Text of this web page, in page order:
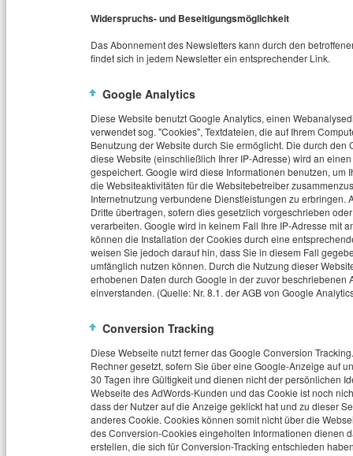
Widerspruchs- und Beseitigungsmöglichkeit
Das Abonnement des Newsletters kann durch den
findet sich in jedem Newsletter ein entsprechender Link.
Google Analytics
Diese Website benutzt Google Analytics, einen
verwendet sog. "Cookies", Textdateien, die auf Ihrem
Benutzung der Website durch Sie ermöglicht. Die durch
diese Website (einschließlich Ihrer IP-Adresse) wird an
gespeichert. Google wird diese Informationen benutzen,
die Websiteaktivitäten für die Websitebetreiber
Internetnutzung verbundene Dienstleistungen zu
Dritte übertragen, sofern dies gesetzlich vorgeschrieben
verarbeiten. Google wird in keinem Fall Ihre IP-Adresse mit
können die Installation der Cookies durch eine
weisen Sie jedoch darauf hin, dass Sie in diesem Fall
umfänglich nutzen können. Durch die Nutzung dieser
erhobenen Daten durch Google in der zuvor beschriebenen
einverstanden. (Quelle: Nr. 8.1. der AGB von Google
Conversion Tracking
Diese Webseite nutzt ferner das Google Conversion
Rechner gesetzt, sofern Sie über eine Google-Anzeige auf
30 Tagen ihre Gültigkeit und dienen nicht der persönlichen
Webseite des AdWords-Kunden und das Cookie ist noch
dass der Nutzer auf die Anzeige geklickt hat und zu dieser
anderes Cookie. Cookies können somit nicht über die
des Conversion-Cookies eingeholten Informationen dienen
erstellen, die sich für Conversion-Tracking entschieden